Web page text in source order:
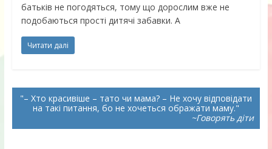
батьків не погодяться, тому що дорослим вже не
подобаються прості дитячі забавки. А
Читати далі
– Хто красивіше – тато чи мама? – Не хочу відповідати
на такі питання, бо не хочеться ображати маму.
~Говорять діти